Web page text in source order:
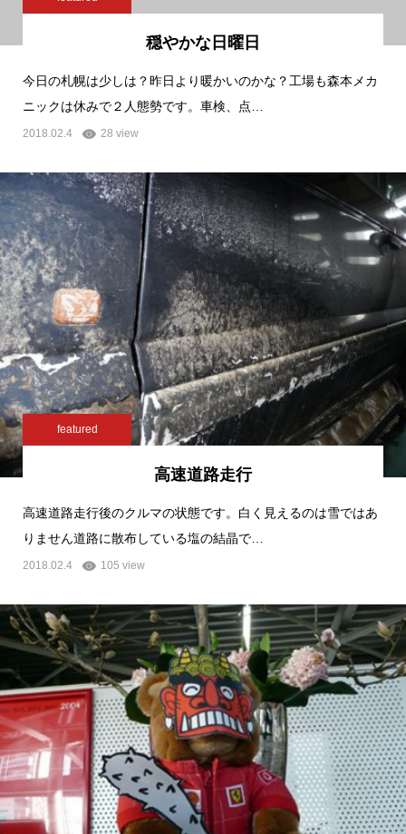
穏やかな日曜日
今日の札幌は少しは？昨日より暖かいのかな？工場も森本メカ
ニックは休みで２人態勢です。車検、点…
2018.02.4 28 view
featured
高速道路走行
高速道路走行後のクルマの状態です。白く見えるのは雪ではあ
りません道路に散布している塩の結晶で…
2018.02.4 105 view